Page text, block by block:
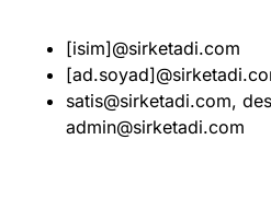
[isim]@sirketadi.com
satis@sirketadi.com,
admin@sirketadi.com